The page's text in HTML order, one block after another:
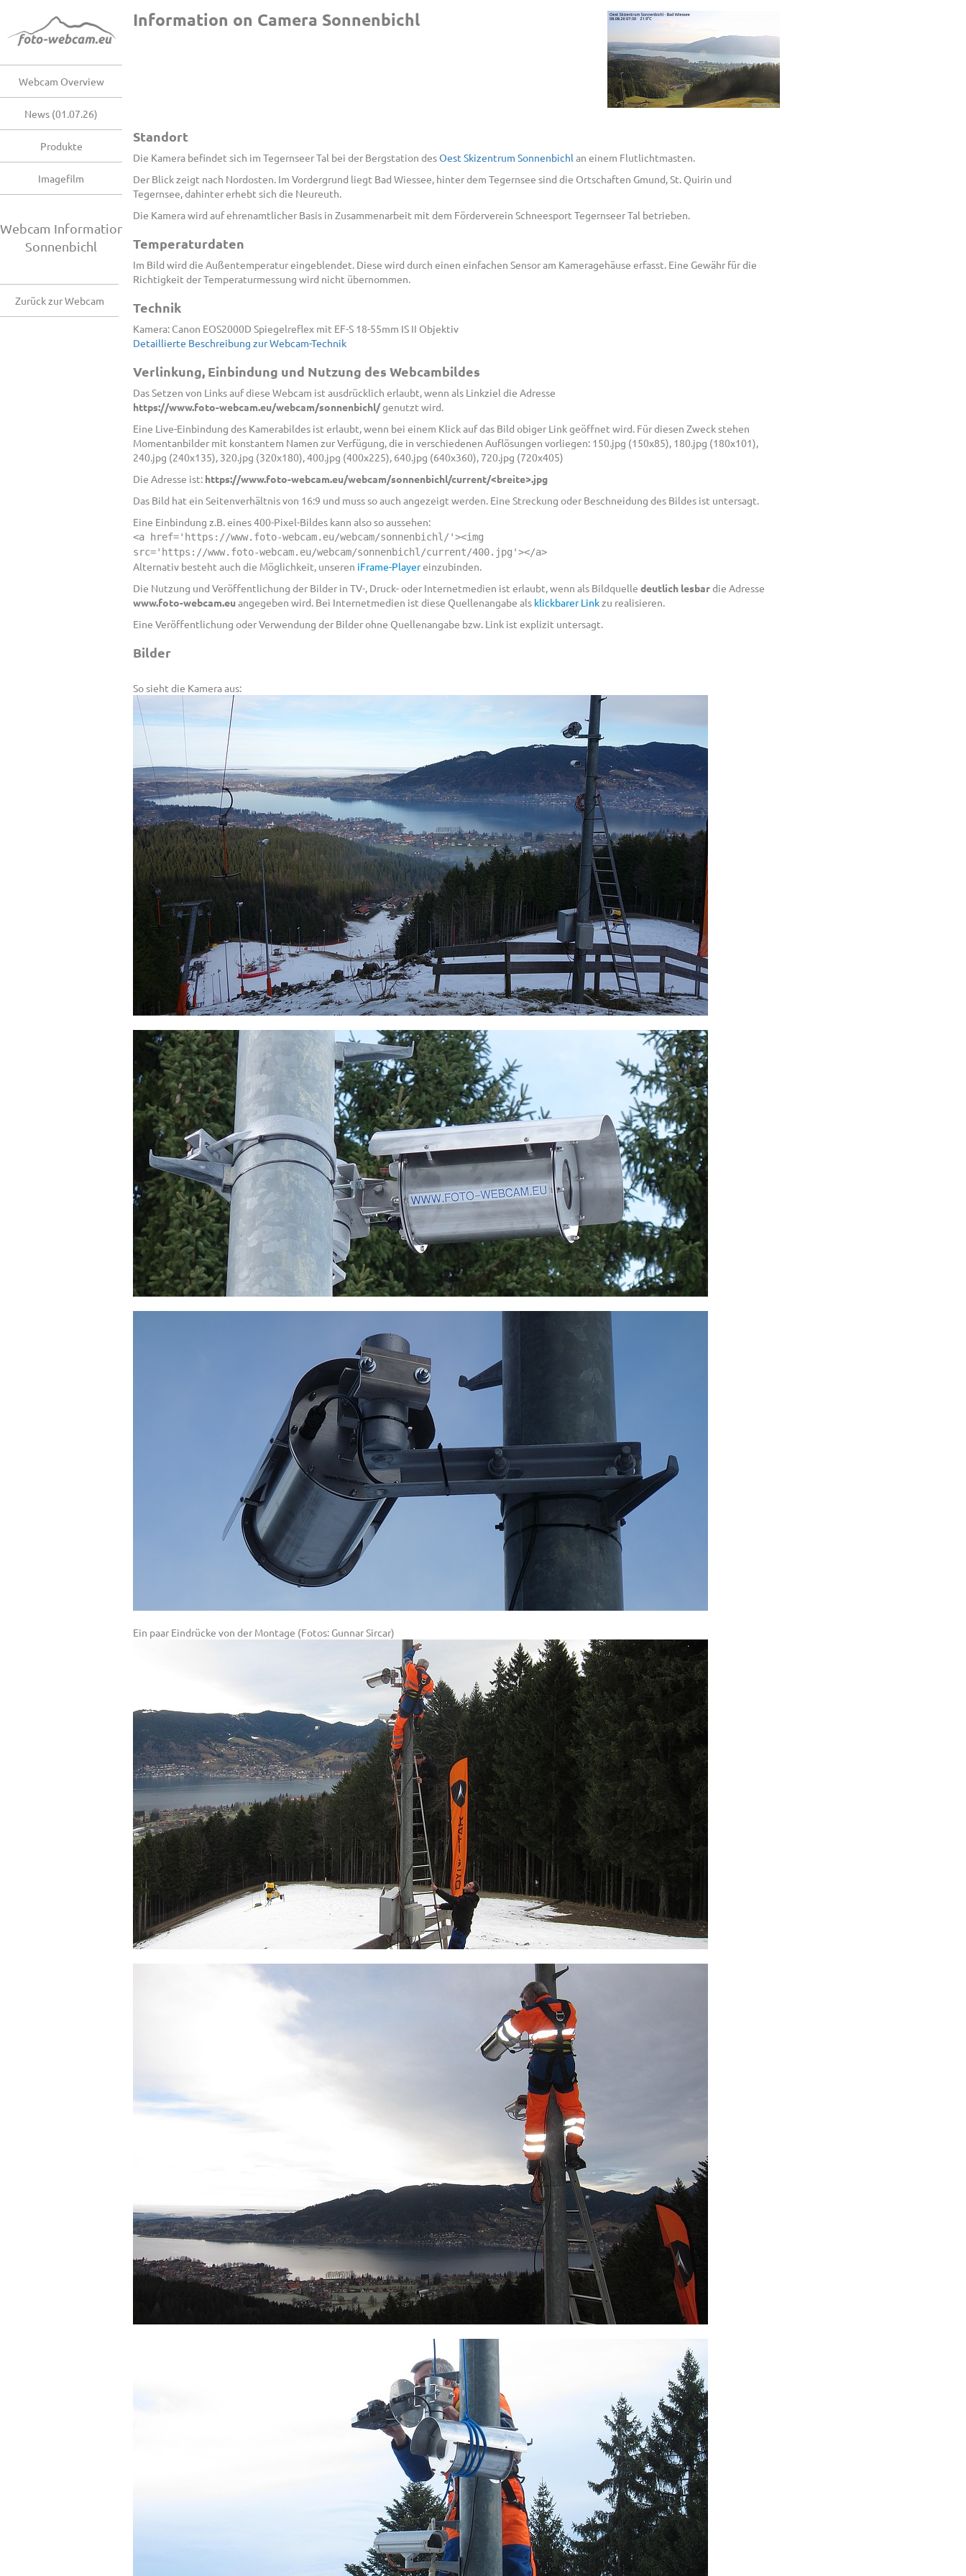
Webcam Overview
News (01.07.26)
Produkte
Imagefilm
Webcam Information
Sonnenbichl
Zurück zur Webcam
Information on Camera Sonnenbichl
Standort
Die Kamera befindet sich im Tegernseer Tal bei der Bergstation desOest Skizentrum Sonnenbichl an einem Flutlichtmasten.
Der Blick zeigt nach Nordosten. Im Vordergrund liegt Bad Wiessee, hinter dem Tegernsee sind die Ortschaften Gmund, St. Quirin und
Tegernsee, dahinter erhebt sich die Neureuth.
Die Kamera wird auf ehrenamtlicher Basis in Zusammenarbeit mit dem Förderverein Schneesport Tegernseer Tal betrieben.
Temperaturdaten
Im Bild wird die Außentemperatur eingeblendet. Diese wird durch einen einfachen Sensor am Kameragehäuse erfasst. Eine Gewähr für die
Richtigkeit der Temperaturmessung wird nicht übernommen.
Technik
Kamera: Canon EOS2000D Spiegelreflex mit EF-S 18-55mm IS II Objektiv
Detaillierte Beschreibung zur Webcam-Technik
Verlinkung, Einbindung und Nutzung des Webcambildes
Das Setzen von Links auf diese Webcam ist ausdrücklich erlaubt, wenn als Linkziel die Adresse
https://www.foto-webcam.eu/webcam/sonnenbichl/genutzt wird.
Eine Live-Einbindung des Kamerabildes ist erlaubt, wenn bei einem Klick auf das Bild obiger Link geöffnet wird. Für diesen Zweck stehen
Momentanbilder mit konstantem Namen zur Verfügung, die in verschiedenen Auflösungen vorliegen: 150.jpg (150x85), 180.jpg (180x101),
240.jpg (240x135), 320.jpg (320x180), 400.jpg (400x225), 640.jpg (640x360), 720.jpg (720x405)
Die Adresse ist: https://www.foto-webcam.eu/webcam/sonnenbichl/current/<breite>.jpg
Das Bild hat ein Seitenverhältnis von 16:9 und muss so auch angezeigt werden. Eine Streckung oder Beschneidung des Bildes ist untersagt.
Eine Einbindung z.B. eines 400-Pixel-Bildes kann also so aussehen:
<a href='https://www.foto-webcam.eu/webcam/sonnenbichl/'><img
src='https://www.foto-webcam.eu/webcam/sonnenbichl/current/400.jpg'></a>
Alternativ besteht auch die Möglichkeit, unseren iFrame-Playereinzubinden.
Die Nutzung und Veröffentlichung der Bilder in TV-, Druck- oder Internetmedien ist erlaubt, wenn als Bildquelle deutlich lesbardie Adresse
www.foto-webcam.euangegeben wird. Bei Internetmedien ist diese Quellenangabe als klickbarer Linkzu realisieren.
Eine Veröffentlichung oder Verwendung der Bilder ohne Quellenangabe bzw. Link ist explizit untersagt.
Bilder
So sieht die Kamera aus:
Ein paar Eindrücke von der Montage (Fotos: Gunnar Sircar)